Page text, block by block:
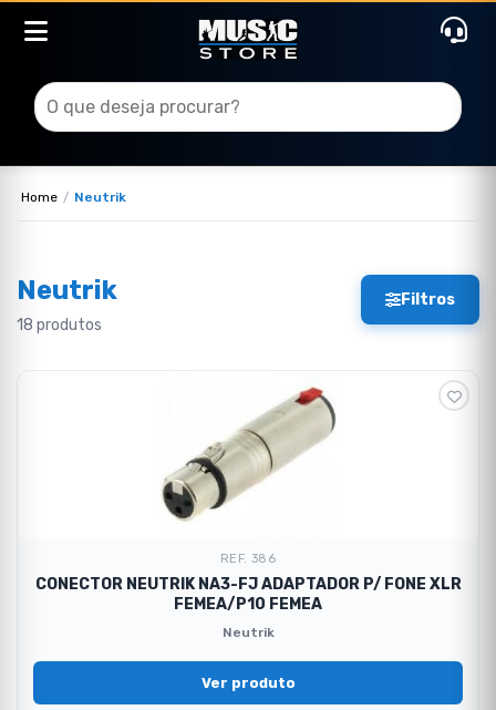
Home Neutrik
Neutrik
18 produtos
Filtros
REF. 386
CONECTOR NEUTRIK NA3-FJ ADAPTADOR P/ FONE XLR
FEMEA/P10 FEMEA
Neutrik
Ver produto